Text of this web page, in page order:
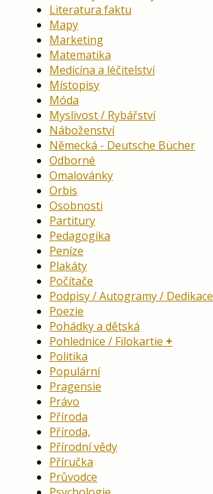
Literatura faktu
Mapy
Marketing
Matematika
Medicína a léčitelství
Místopisy
Móda
Myslivost / Rybářství
Náboženství
Německá - Deutsche Bücher
Odborné
Omalovánky
Orbis
Osobnosti
Partitury
Pedagogika
Peníze
Plakáty
Počítače
Podpisy / Autogramy / Dedikace
Poezie
Pohádky a dětská
Pohlednice / Filokartie
Politika
Populární
Pragensie
Právo
Příroda
Příroda,
Přírodní vědy
Příručka
Průvodce